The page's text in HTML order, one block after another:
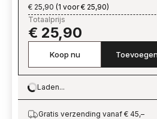
€ 25,90 (1 voor € 25,90)
Totaalprijs
€ 25,90
Koop nu
Loading…
Laden...
Gratis verzending vanaf € 45,–